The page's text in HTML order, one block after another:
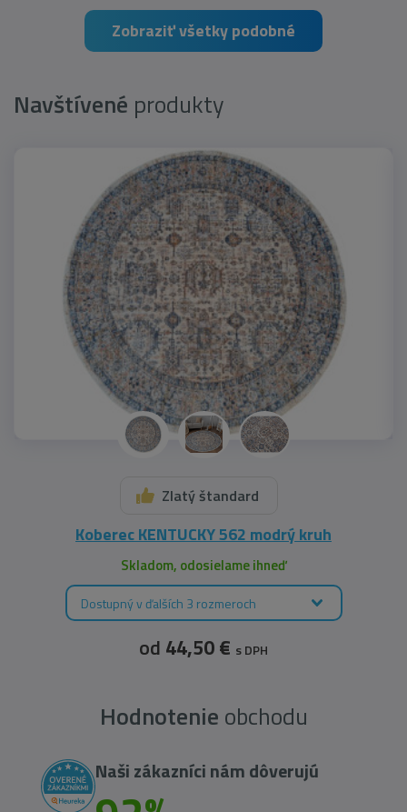
Zobraziť všetky podobné
Navštívené produkty
Zlatý štandard
Koberec KENTUCKY 562 modrý kruh
Skladom, odosielame ihneď
Dostupný v ďalších 3 rozmeroch
od 44,50 € s DPH
Hodnotenie obchodu
Naši zákazníci nám dôverujú